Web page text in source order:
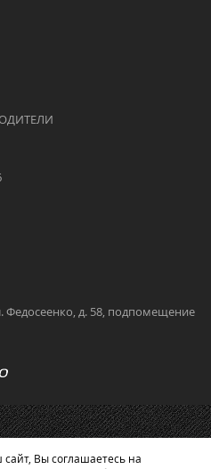
Федосеенко, д. 58, подпомещение
Вы соглашаетесь на